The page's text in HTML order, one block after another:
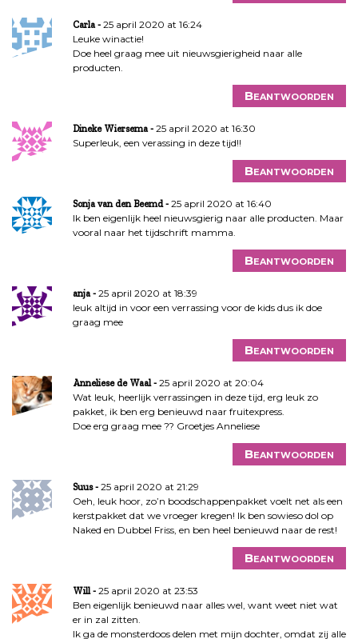
Carla
25 april 2020 at 16:24
Leuke winactie!
Doe heel graag mee uit nieuwsgierigheid naar alle
producten.
Beantwoorden
Dineke Wiersema
25 april 2020 at 16:30
Superleuk, een verassing in deze tijd!!
Beantwoorden
Sonja van den Beemd
25 april 2020 at 16:40
Ik ben eigenlijk heel nieuwsgierig naar alle producten. Maar
vooral naar het tijdschrift mamma.
Beantwoorden
anja
25 april 2020 at 18:39
leuk altijd in voor een verrassing voor de kids dus ik doe
graag mee
Beantwoorden
Anneliese de Waal
25 april 2020 at 20:04
Wat leuk, heerlijk verrassingen in deze tijd, erg leuk zo
pakket, ik ben erg benieuwd naar fruitexpress.
Doe erg graag mee ?? Groetjes Anneliese
Beantwoorden
Suus
25 april 2020 at 21:29
Oeh, leuk hoor, zo’n boodschappenpakket voelt net als een
kerstpakket dat we vroeger kregen! Ik ben sowieso dol op
Naked en Dubbel Friss, en ben heel benieuwd naar de rest!
Beantwoorden
Will
25 april 2020 at 23:53
Ben eigenlijk benieuwd naar alles wel, want weet niet wat
er in zal zitten.
Ik ga de monsterdoos delen met mijn dochter, omdat zij alle